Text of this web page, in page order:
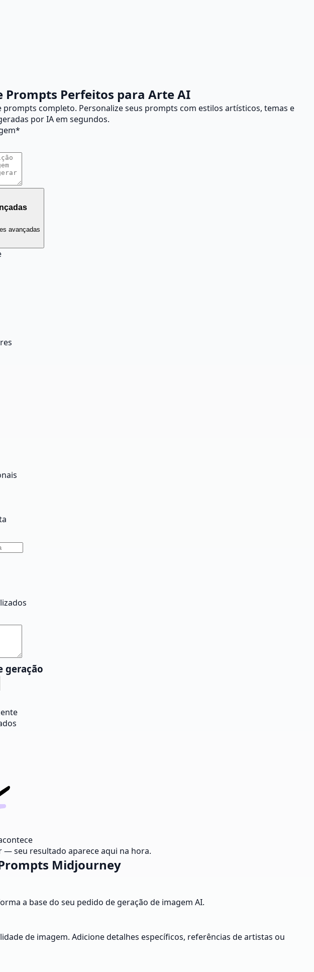
Perfeitos para Arte AI
completo. Personalize seus prompts com estilos artísticos, temas e
por IA em segundos.
*
avançadas
geração
— seu resultado aparece aqui na hora.
Midjourney
a base do seu pedido de geração de imagem AI.
de imagem. Adicione detalhes específicos, referências de artistas ou